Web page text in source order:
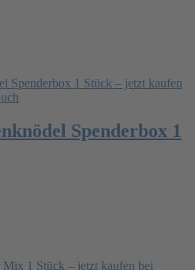
Spenderbox 1